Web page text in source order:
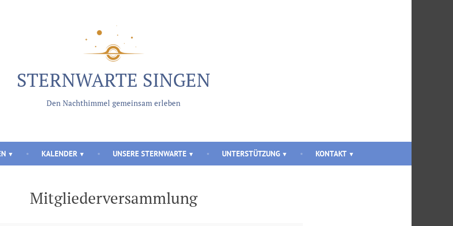
STERNWARTE SINGEN
Den Nachthimmel gemeinsam erleben
KALENDER UNSERE STERNWARTE UNTERSTÜTZUNG KONTAKT
Mitgliederversammlung